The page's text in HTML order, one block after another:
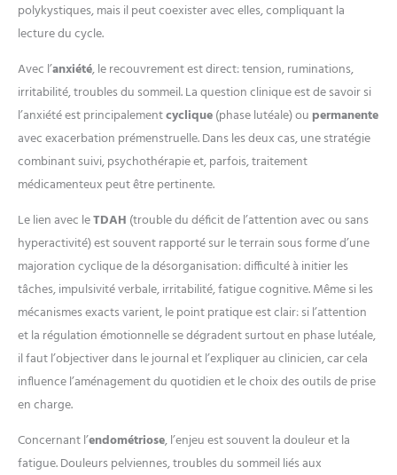
polykystiques, mais il peut coexister avec elles, compliquant la
lecture du cycle.
Avec l’anxiété, le recouvrement est direct: tension, ruminations,
irritabilité, troubles du sommeil. La question clinique est de savoir si
l’anxiété est principalementcyclique(phase lutéale) ou permanente
avec exacerbation prémenstruelle. Dans les deux cas, une stratégie
combinant suivi, psychothérapie et, parfois, traitement
médicamenteux peut être pertinente.
Le lien avec leTDAH (trouble du déficit de l’attention avec ou sans
hyperactivité) est souvent rapporté sur le terrain sous forme d’une
majoration cyclique de la désorganisation: difficulté à initier les
tâches, impulsivité verbale, irritabilité, fatigue cognitive. Même si les
mécanismes exacts varient, le point pratique est clair: si l’attention
et la régulation émotionnelle se dégradent surtout en phase lutéale,
il faut l’objectiver dans le journal et l’expliquer au clinicien, car cela
influence l’aménagement du quotidien et le choix des outils de prise
en charge.
Concernant l’endométriose, l’enjeu est souvent la douleur et la
fatigue. Douleurs pelviennes, troubles du sommeil liés aux